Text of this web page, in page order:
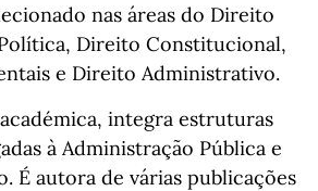
nas áreas do Direito
Direito Constitucional,
e Direito Administrativo.
integra estruturas
à Administração Pública e
É autora de várias publicações